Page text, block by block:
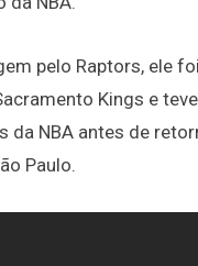
pelo Raptors, ele
Kings e
da NBA antes de
Paulo.